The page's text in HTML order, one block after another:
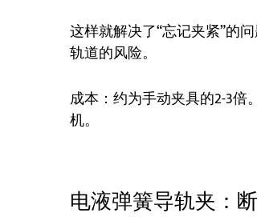
这样就解决了“忘记夹紧”的
轨道的风险。
成本：约为手动夹具的2-3
机。
电液弹簧导轨夹：